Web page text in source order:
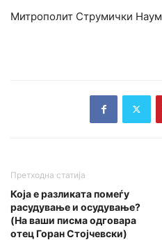
Митрополит Струмички Наум
Претходна статија
Која е разликата помеѓу
расудување и осудување?
(На ваши писма одговара
отец Горан Стојчевски)